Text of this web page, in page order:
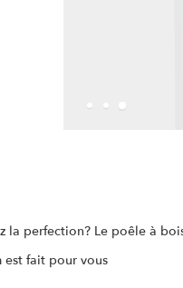
la perfection? Le poêle à
est fait pour vous